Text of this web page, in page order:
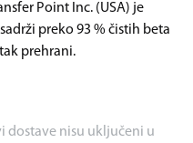
Point Inc. (USA) je
preko 93 % čistih beta
prehrani.
dostave nisu uključeni u